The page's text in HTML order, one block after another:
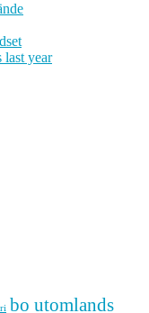
last year
bo utomlands